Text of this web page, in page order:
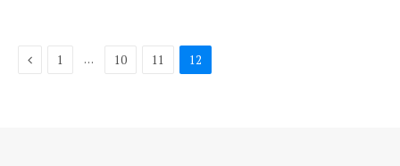
Previous
1 … 10 11 12